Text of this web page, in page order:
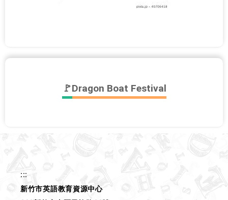
🚩Dragon Boat Festival
:::
新竹市英語教育資源中心